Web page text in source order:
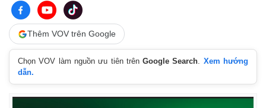
Thêm VOV trên Google
Chọn VOV làm nguồn ưu tiên trênGoogle Search. Xem hướng
dẫn.